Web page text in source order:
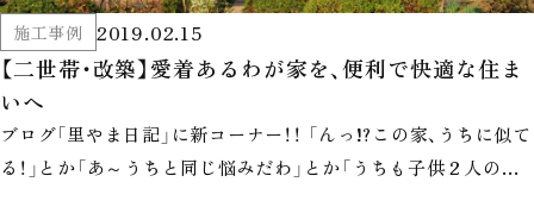
施工事例 2019.02.15
【二世帯・改築】愛着あるわが家を、便利で快適な住ま
いへ
ブログ「里やま日記」に新コーナー！！ 「んっ!?この家、うちに似て
る！」とか「あ～うちと同じ悩みだわ」とか「うちも子供２人の核